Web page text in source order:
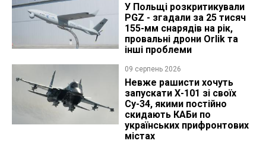
У Польщі розкритикували
PGZ - згадали за 25 тисяч
155-мм снарядів на рік,
провальні дрони Orlik та
інші проблеми
09 серпень 2026
Невже рашисти хочуть
запускати Х-101 зі своїх
Су-34, якими постійно
скидають КАБи по
українських прифронтових
містах